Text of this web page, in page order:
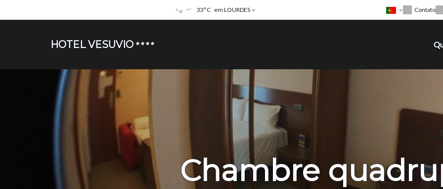
33°C em LOURDES Contato
HOTEL VESUVIO
Chambre